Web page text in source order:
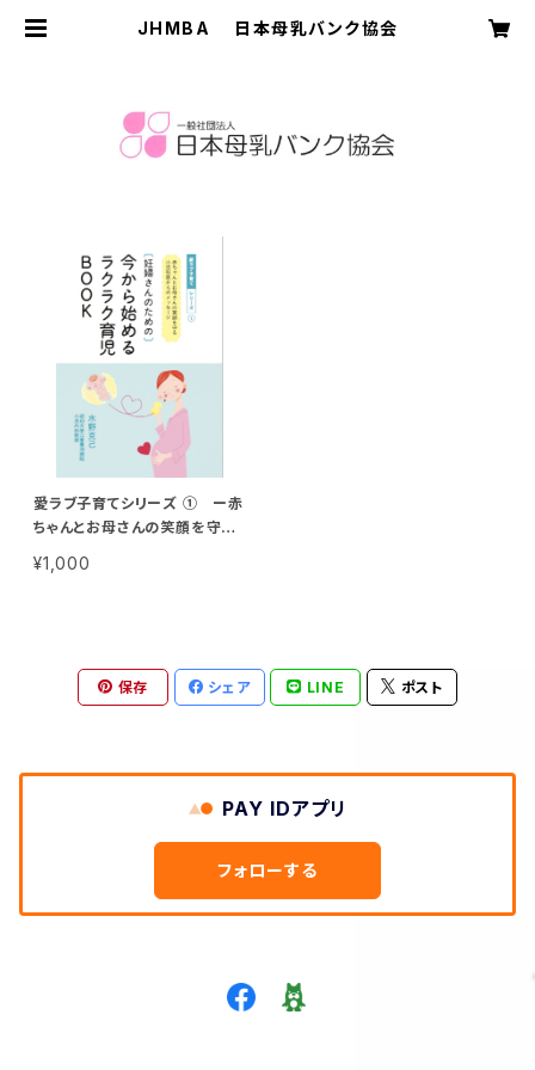
JHMBA 日本母乳バンク協会
愛ラブ子育てシリーズ ① ー赤
ちゃんとお母さんの笑顔を守る
妊婦さんのための 今から始める
¥1,000
保存 シェア LINE ポスト
PAY IDアプリ
フォローする